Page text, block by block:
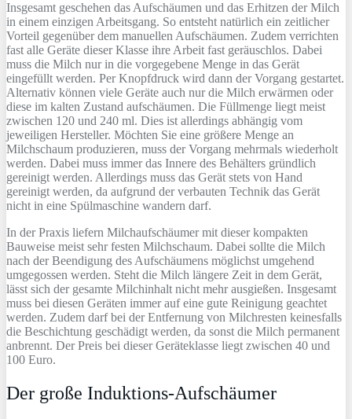
Insgesamt geschehen das Aufschäumen und das Erhitzen der Milch
in einem einzigen Arbeitsgang. So entsteht natürlich ein zeitlicher
Vorteil gegenüber dem manuellen Aufschäumen. Zudem verrichten
fast alle Geräte dieser Klasse ihre Arbeit fast geräuschlos. Dabei
muss die Milch nur in die vorgegebene Menge in das Gerät
eingefüllt werden. Per Knopfdruck wird dann der Vorgang gestartet.
Alternativ können viele Geräte auch nur die Milch erwärmen oder
diese im kalten Zustand aufschäumen. Die Füllmenge liegt meist
zwischen 120 und 240 ml. Dies ist allerdings abhängig vom
jeweiligen Hersteller. Möchten Sie eine größere Menge an
Milchschaum produzieren, muss der Vorgang mehrmals wiederholt
werden. Dabei muss immer das Innere des Behälters gründlich
gereinigt werden. Allerdings muss das Gerät stets von Hand
gereinigt werden, da aufgrund der verbauten Technik das Gerät
nicht in eine Spülmaschine wandern darf.
In der Praxis liefern Milchaufschäumer mit dieser kompakten
Bauweise meist sehr festen Milchschaum. Dabei sollte die Milch
nach der Beendigung des Aufschäumens möglichst umgehend
umgegossen werden. Steht die Milch längere Zeit in dem Gerät,
lässt sich der gesamte Milchinhalt nicht mehr ausgießen. Insgesamt
muss bei diesen Geräten immer auf eine gute Reinigung geachtet
werden. Zudem darf bei der Entfernung von Milchresten keinesfalls
die Beschichtung geschädigt werden, da sonst die Milch permanent
anbrennt. Der Preis bei dieser Geräteklasse liegt zwischen 40 und
100 Euro.
Der große Induktions-Aufschäumer